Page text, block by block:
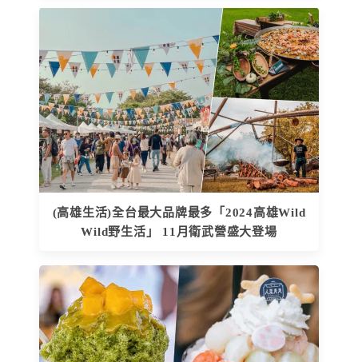
(高雄生活)全台最大品牌最多「2024高雄Wild
Wild野生活」 11月衛武營盛大登場